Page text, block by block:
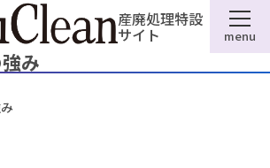
産廃処理特設
サイト menu
み